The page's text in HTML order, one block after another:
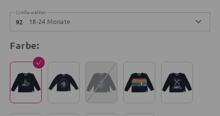
Größe wählen
92 18-24 Monate
Farbe: